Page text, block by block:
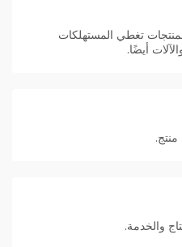
تغطي المستهلكات
أيضًا.
والخدمة.